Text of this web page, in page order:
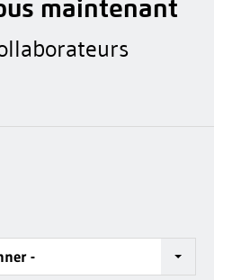
maintenant
-